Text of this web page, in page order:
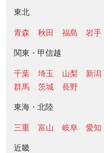
東北
青森 秋田 福島 岩手
関東・甲信越
千葉 埼玉 山梨 新潟
群馬
茨城 長野
東海・北陸
三重 富山 岐阜 愛知
近畿